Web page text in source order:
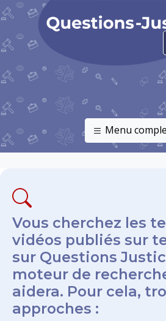
Menu
Vous cherchez les
vidéos publiés sur
sur Questions
moteur de
aidera. Pour cela,
approches :